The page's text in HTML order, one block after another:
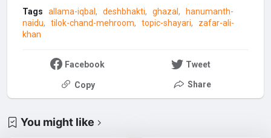
Tags allama-iqbal deshbhakti ghazal
hanumanth-
naidu
tilok-chand-mehroom topic-shayari
zafar-ali-
khan
Facebook Tweet
Copy Share
You might like